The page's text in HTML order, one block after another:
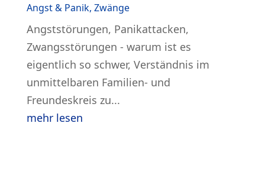
Angst & Panik, Zwänge
Angststörungen, Panikattacken,
Zwangsstörungen - warum ist es
eigentlich so schwer, Verständnis im
unmittelbaren Familien- und
Freundeskreis zu...
mehr lesen